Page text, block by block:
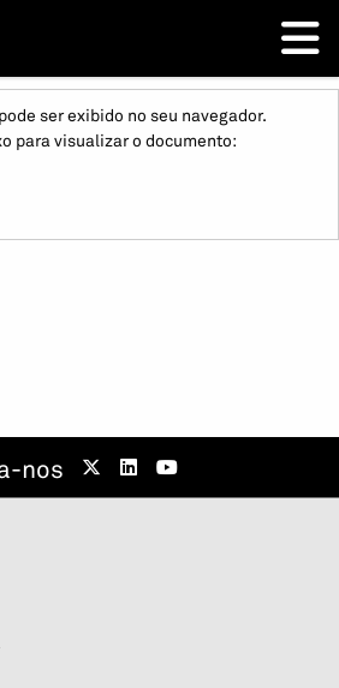
ser exibido no seu navegador.
para visualizar o documento:
nos